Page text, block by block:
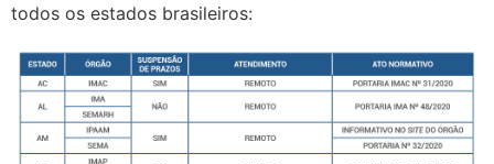
todos os estados brasileiros: